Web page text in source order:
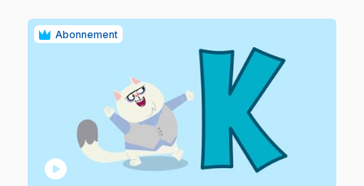
Abonnement
play_circle